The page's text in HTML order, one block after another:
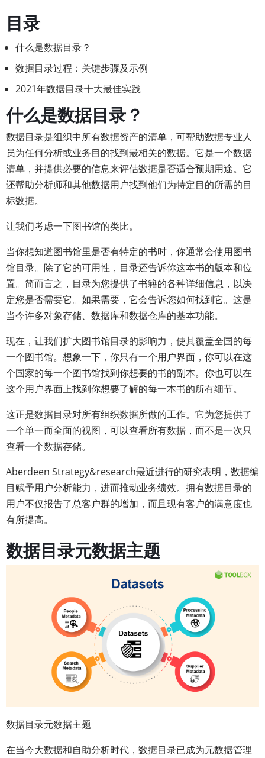
目录
什么是数据目录？
数据目录过程：关键步骤及示例
2021年数据目录十大最佳实践
什么是数据目录？
数据目录是组织中所有数据资产的清单，可帮助数据专业人
员为任何分析或业务目的找到最相关的数据。它是一个数据
清单，并提供必要的信息来评估数据是否适合预期用途。它
还帮助分析师和其他数据用户找到他们为特定目的所需的目
标数据。
让我们考虑一下图书馆的类比。
当你想知道图书馆里是否有特定的书时，你通常会使用图书
馆目录。除了它的可用性，目录还告诉你这本书的版本和位
置。简而言之，目录为您提供了书籍的各种详细信息，以决
定您是否需要它。如果需要，它会告诉您如何找到它。这是
当今许多对象存储、数据库和数据仓库的基本功能。
现在，让我们扩大图书馆目录的影响力，使其覆盖全国的每
一个图书馆。想象一下，你只有一个用户界面，你可以在这
个国家的每一个图书馆找到你想要的书的副本。你也可以在
这个用户界面上找到你想要了解的每一本书的所有细节。
这正是数据目录对所有组织数据所做的工作。它为您提供了
一个单一而全面的视图，可以查看所有数据，而不是一次只
查看一个数据存储。
Aberdeen Strategy&research最近进行的研究表明，数据编
目赋予用户分析能力，进而推动业务绩效。拥有数据目录的
用户不仅报告了总客户群的增加，而且现有客户的满意度也
有所提高。
数据目录元数据主题
数据目录元数据主题
在当今大数据和自助分析时代，数据目录已成为元数据管理